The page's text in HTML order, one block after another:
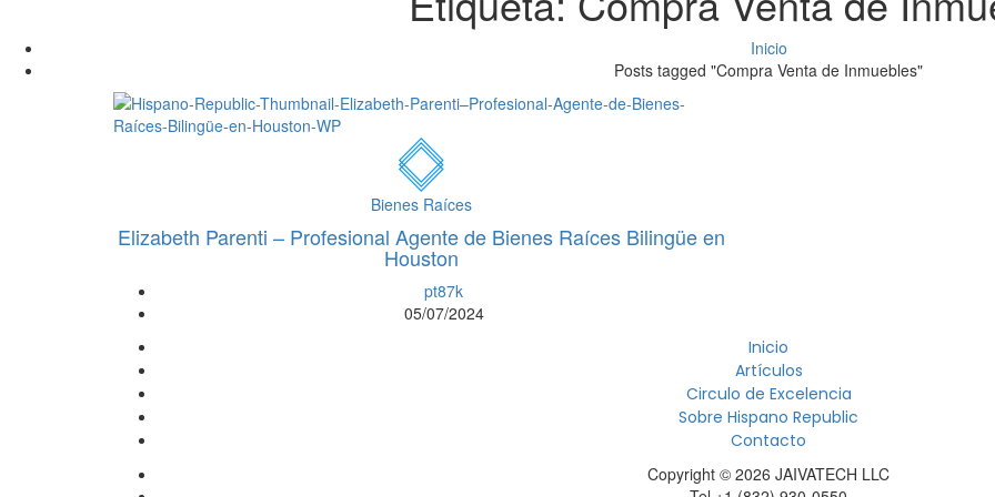
Inicio
Posts tagged "Compra Venta de Inmuebles"
Bienes Raíces
Elizabeth Parenti – Profesional Agente de Bienes Raíces Bilingüe en
Houston
pt87k
05/07/2024
Inicio
Artículos
Circulo de Excelencia
Sobre Hispano Republic
Contacto
Copyright © 2026 JAIVATECH LLC